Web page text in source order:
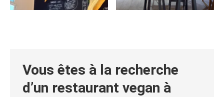
Vous êtes à la recherche
d’un restaurant vegan à